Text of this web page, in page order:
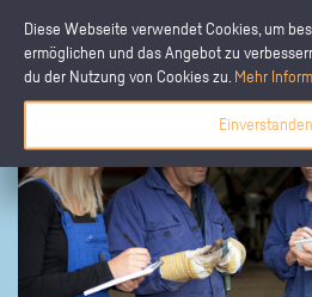
Diese Webseite verwendet Cookies, um
ermöglichen und das Angebot zu
du der Nutzung von Cookies zu. Mehr